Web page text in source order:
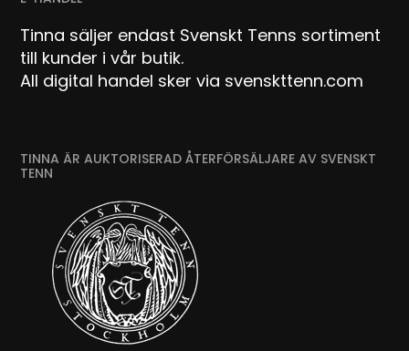
Tinna säljer endast Svenskt Tenns sortiment
till kunder i vår butik.
All digital handel sker via svenskttenn.com
TINNA ÄR AUKTORISERAD ÅTERFÖRSÄLJARE AV SVENSKT
TENN